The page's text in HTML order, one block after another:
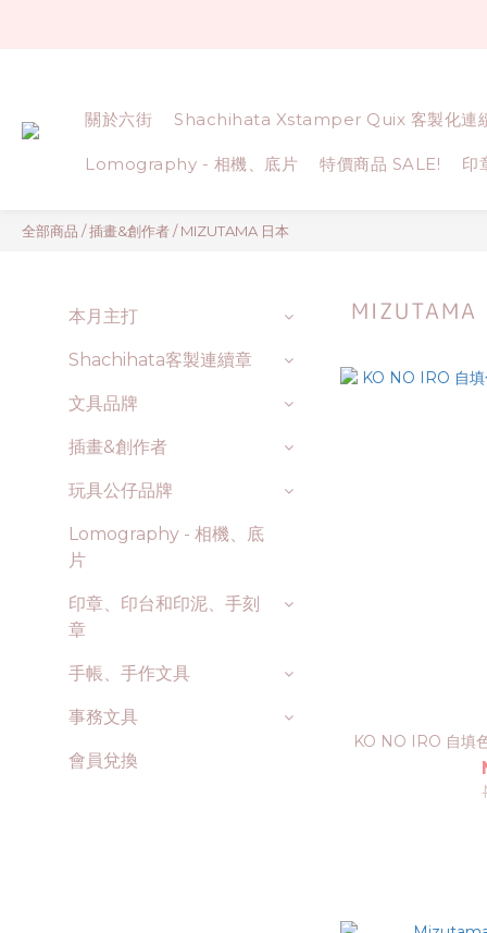
關於六街 Shachihata Xstamper Quix 客製化連
Lomography - 相機、底片 特價商品 SALE! 印
全部商品 /插畫&創作者/MIZUTAMA 日本
本月主打
Shachihata客製連續章
文具品牌
插畫&創作者
玩具公仔品牌
Lomography - 相機、底
片
印章、印台和印泥、手刻
章
手帳、手作文具
事務文具
會員兌換
MIZUTAMA
KO NO IRO 自填